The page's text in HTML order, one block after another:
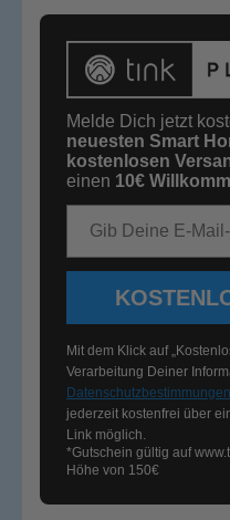
Melde Dich jetzt
neuesten Smart
kostenlosen
einen 10€
Mit dem Klick auf
Verarbeitung Deiner
Datenschutzbestimmungen
jederzeit kostenfrei über
Link möglich.
*Gutschein gültig auf
Höhe von 150€